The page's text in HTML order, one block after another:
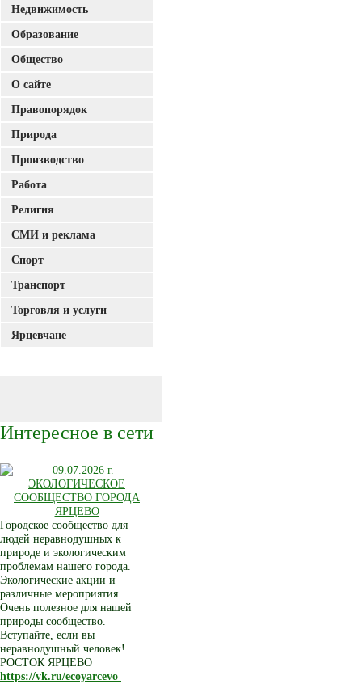
Недвижимость
Образование
Общество
О сайте
Правопорядок
Природа
Производство
Работа
Религия
СМИ и реклама
Спорт
Транспорт
Торговля и услуги
Ярцевчане
Интересное в сети
Городское сообщество для
людей неравнодушных к
природе и экологическим
проблемам нашего города.
Экологические акции и
различные мероприятия.
Очень полезное для нашей
природы сообщество.
Вступайте, если вы
неравнодушный человек!
РОСТОК ЯРЦЕВО
https://vk.ru/ecoyarcevo